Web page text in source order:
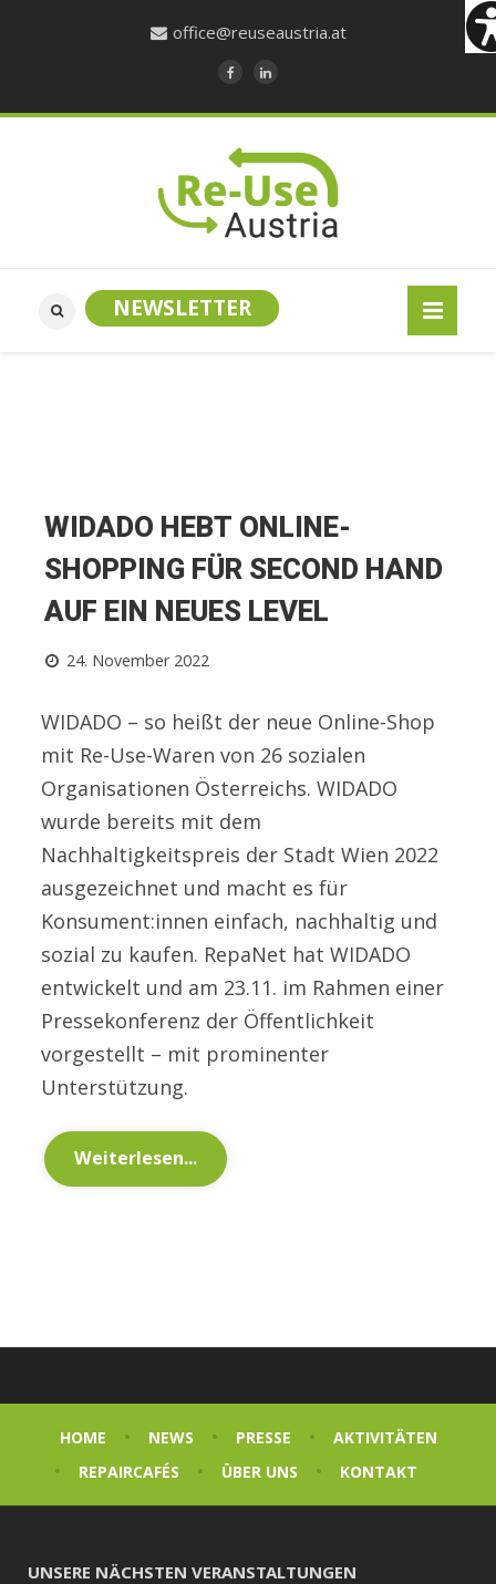
office@reuseaustria.at
NEWSLETTER
WIDADO HEBT ONLINE-
SHOPPING FÜR SECOND HAND
AUF EIN NEUES LEVEL
24. November 2022
WIDADO – so heißt der neue Online-Shop
mit Re-Use-Waren von 26 sozialen
Organisationen Österreichs. WIDADO
wurde bereits mit dem
Nachhaltigkeitspreis der Stadt Wien 2022
ausgezeichnet und macht es für
Konsument:innen einfach, nachhaltig und
sozial zu kaufen. RepaNet hat WIDADO
entwickelt und am 23.11. im Rahmen einer
Pressekonferenz der Öffentlichkeit
vorgestellt – mit prominenter
Unterstützung.
Weiterlesen...
HOME NEWS PRESSE
AKTIVITÄTEN
REPAIRCAFÉS
ÜBER UNS KONTAKT
UNSERE NÄCHSTEN VERANSTALTUNGEN